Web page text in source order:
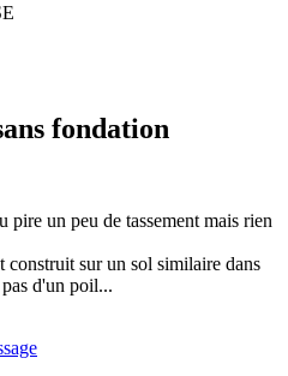
fondation
pire un peu de tassement mais rien
construit sur un sol similaire dans
d'un poil...